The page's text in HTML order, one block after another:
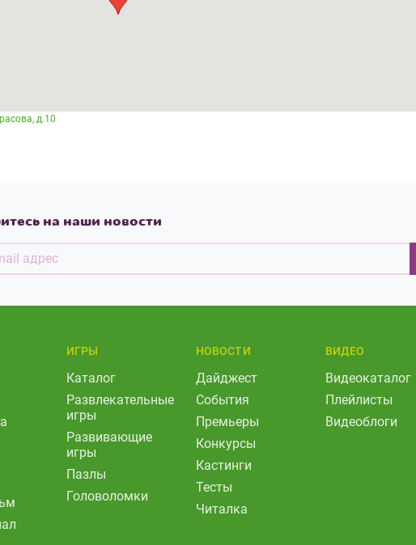
д.10
на наши новости
ИГРЫ
Каталог
Развлекательные
игры
Развивающие
игры
Пазлы
Головоломки
НОВОСТИ
Дайджест
События
Премьеры
Конкурсы
Кастинги
Тесты
Читалка
ВИДЕО
Видеокаталог
Плейлисты
Видеоблоги